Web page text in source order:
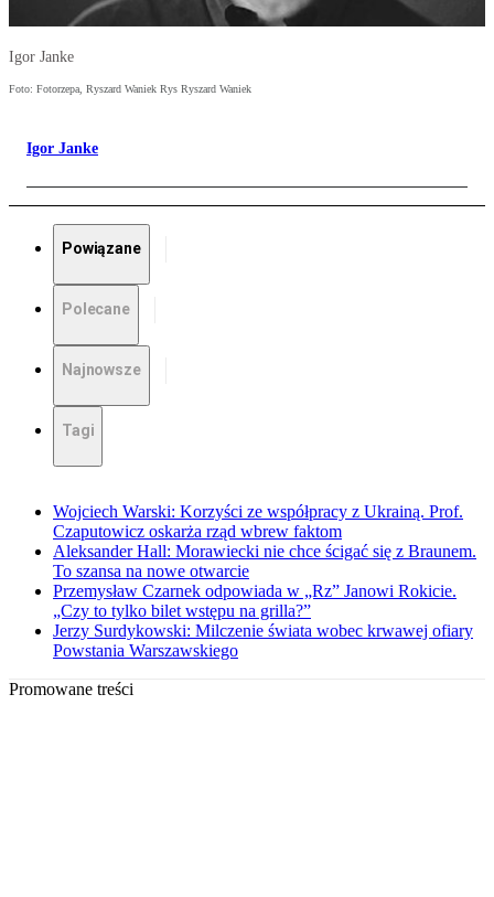
Igor Janke
Foto: Fotorzepa, Ryszard Waniek Rys Ryszard Waniek
Igor Janke
Powiązane
Polecane
Najnowsze
Tagi
Wojciech Warski: Korzyści ze współpracy z Ukrainą. Prof.
Czaputowicz oskarża rząd wbrew faktom
Aleksander Hall: Morawiecki nie chce ścigać się z Braunem.
To szansa na nowe otwarcie
Przemysław Czarnek odpowiada w „Rz” Janowi Rokicie.
„Czy to tylko bilet wstępu na grilla?”
Jerzy Surdykowski: Milczenie świata wobec krwawej ofiary
Powstania Warszawskiego
Promowane treści